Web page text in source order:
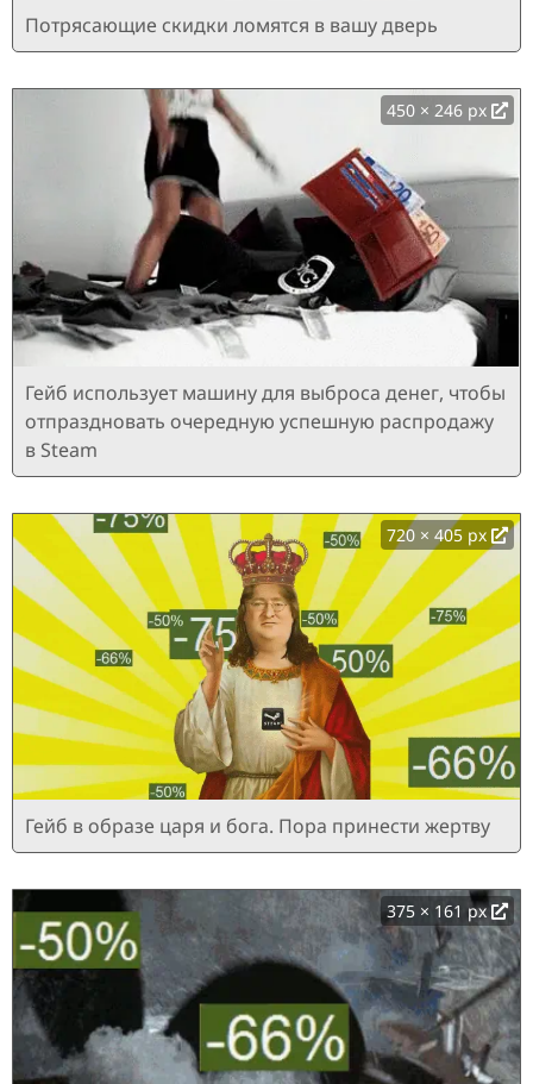
Потрясающие скидки ломятся в вашу дверь
450 × 246 px
Гейб использует машину для выброса денег, чтобы
отпраздновать очередную успешную распродажу
в Steam
720 × 405 px
Гейб в образе царя и бога. Пора принести жертву
375 × 161 px